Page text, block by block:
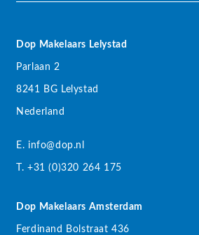
Dop Makelaars Lelystad
Parlaan 2
8241 BG Lelystad
Nederland
E. info@dop.nl
T. +31 (0)320 264 175
Dop Makelaars Amsterdam
Ferdinand Bolstraat 436